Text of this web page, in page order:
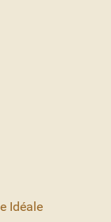
Idéale